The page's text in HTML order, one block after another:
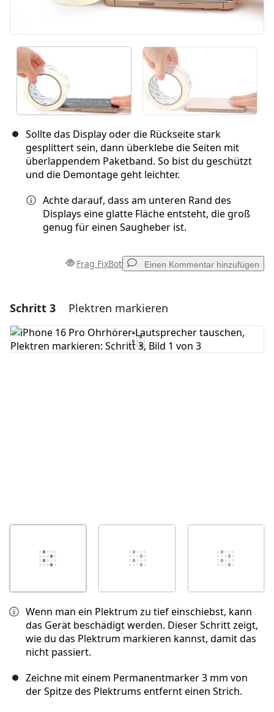
Sollte das Display oder die Rückseite stark
gesplittert sein, dann überklebe die Seiten mit
überlappendem Paketband. So bist du geschützt
und die Demontage geht leichter.
Achte darauf, dass am unteren Rand des
Displays eine glatte Fläche entsteht, die groß
genug für einen Saugheber ist.
Frag FixBot Einen Kommentar hinzufügen
Einen Kommentar hinzufügen
Kommentar hinzufügen
Schritt 3 Plektren markieren
Wenn man ein Plektrum zu tief einschiebst, kann
das Gerät beschädigt werden. Dieser Schritt zeigt,
wie du das Plektrum markieren kannst, damit das
nicht passiert.
Zeichne mit einem Permanentmarker 3 mm von
der Spitze des Plektrums entfernt einen Strich.